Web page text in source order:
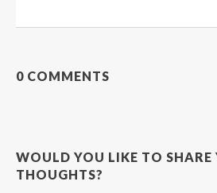
0 COMMENTS
WOULD YOU LIKE TO SHARE
THOUGHTS?